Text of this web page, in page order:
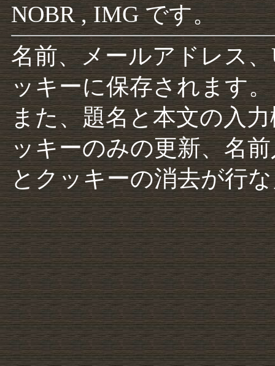
NOBR , IMG です。
名前、メールアドレス
ッキーに保存されます。
また、題名と本文の入
ッキーのみの更新、名
とクッキーの消去が行